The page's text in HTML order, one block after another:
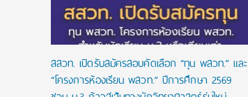
สสวท. เปิดรับสมัครสอบคัดเลือก “ทุน พสวท.” และ
“โครงการห้องเรียน พสวท.” ปีการศึกษา 2569